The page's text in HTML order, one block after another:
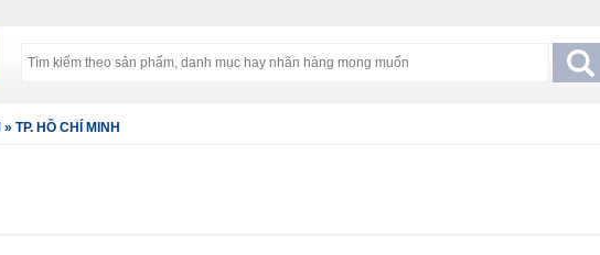
» TP. HỒ CHÍ MINH